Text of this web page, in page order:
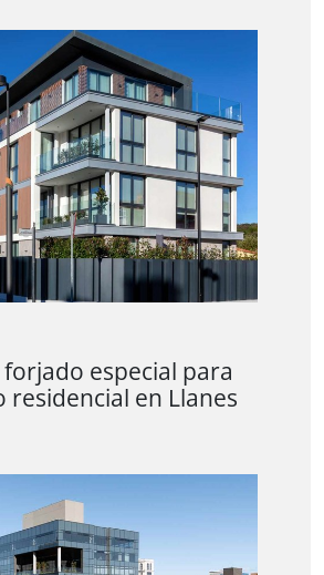
forjado especial para
residencial en Llanes